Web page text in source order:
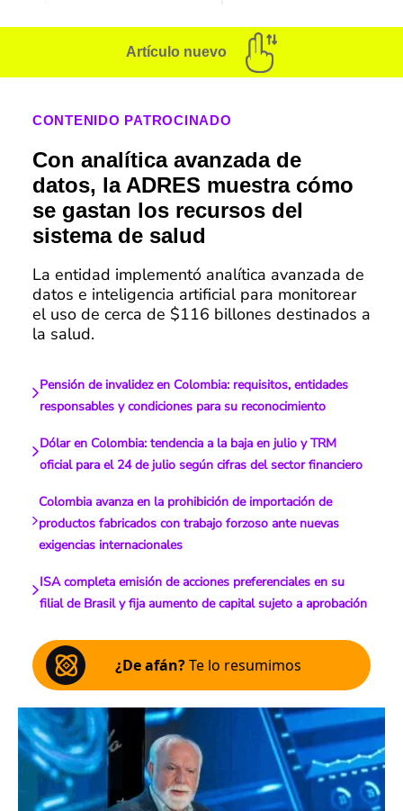
Artículo nuevo
CONTENIDO PATROCINADO
Con analítica avanzada de
datos, la ADRES muestra cómo
se gastan los recursos del
sistema de salud
La entidad implementó analítica avanzada de
datos e inteligencia artificial para monitorear
el uso de cerca de $116 billones destinados a
la salud.
Pensión de invalidez en Colombia: requisitos, entidades
responsables y condiciones para su reconocimiento
Dólar en Colombia: tendencia a la baja en julio y TRM
oficial para el 24 de julio según cifras del sector financiero
Colombia avanza en la prohibición de importación de
productos fabricados con trabajo forzoso ante nuevas
exigencias internacionales
ISA completa emisión de acciones preferenciales en su
filial de Brasil y fija aumento de capital sujeto a aprobación
¿De afán?Te lo resumimos